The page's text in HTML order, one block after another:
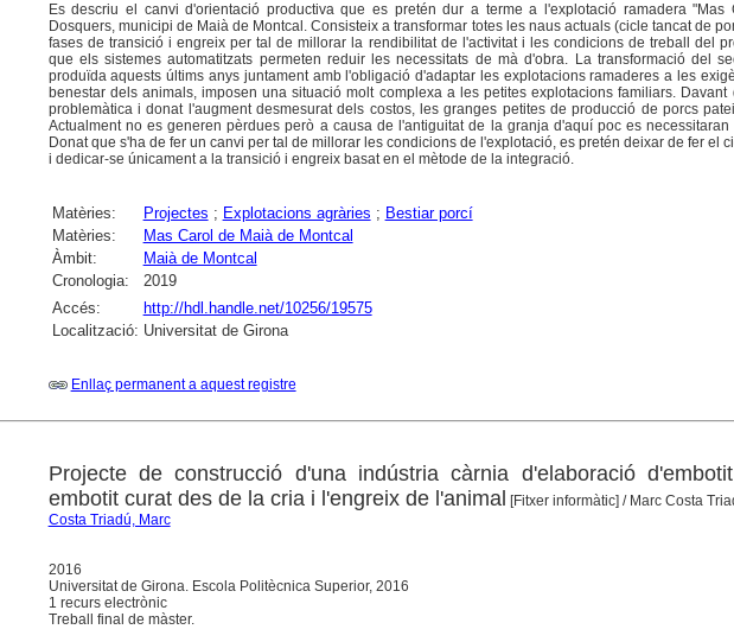
Es descriu el canvi d'orientació productiva que es pretén dur a terme a l'explotació ramadera "Mas
Dosquers, municipi de Maià de Montcal. Consisteix a transformar totes les naus actuals (cicle tancat de
fases de transició i engreix per tal de millorar la rendibilitat de l'activitat i les condicions de treball del
que els sistemes automatitzats permeten reduir les necessitats de mà d'obra. La transformació del
produïda aquests últims anys juntament amb l'obligació d'adaptar les explotacions ramaderes a les
benestar dels animals, imposen una situació molt complexa a les petites explotacions familiars. Davant
problemàtica i donat l'augment desmesurat dels costos, les granges petites de producció de porcs
Actualment no es generen pèrdues però a causa de l'antiguitat de la granja d'aquí poc es necessitaran
Donat que s'ha de fer un canvi per tal de millorar les condicions de l'explotació, es pretén deixar de fer el
i dedicar-se únicament a la transició i engreix basat en el mètode de la integració.
Matèries: Projectes ; Explotacions agràries ; Bestiar porcí
Matèries:
Mas Carol de Maià de Montcal
Àmbit:
Maià de Montcal
Cronologia:
2019
Accés:
http://hdl.handle.net/10256/19575
Localització: Universitat de Girona
Enllaç permanent a aquest registre
Projecte de construcció d'una indústria càrnia d'elaboració
embotit curat des de la cria i l'engreix de l'animal [Fitxer informàtic] / Marc Costa
Costa Triadú, Marc
2016
Universitat de Girona. Escola Politècnica Superior, 2016
1 recurs electrònic
Treball final de màster.